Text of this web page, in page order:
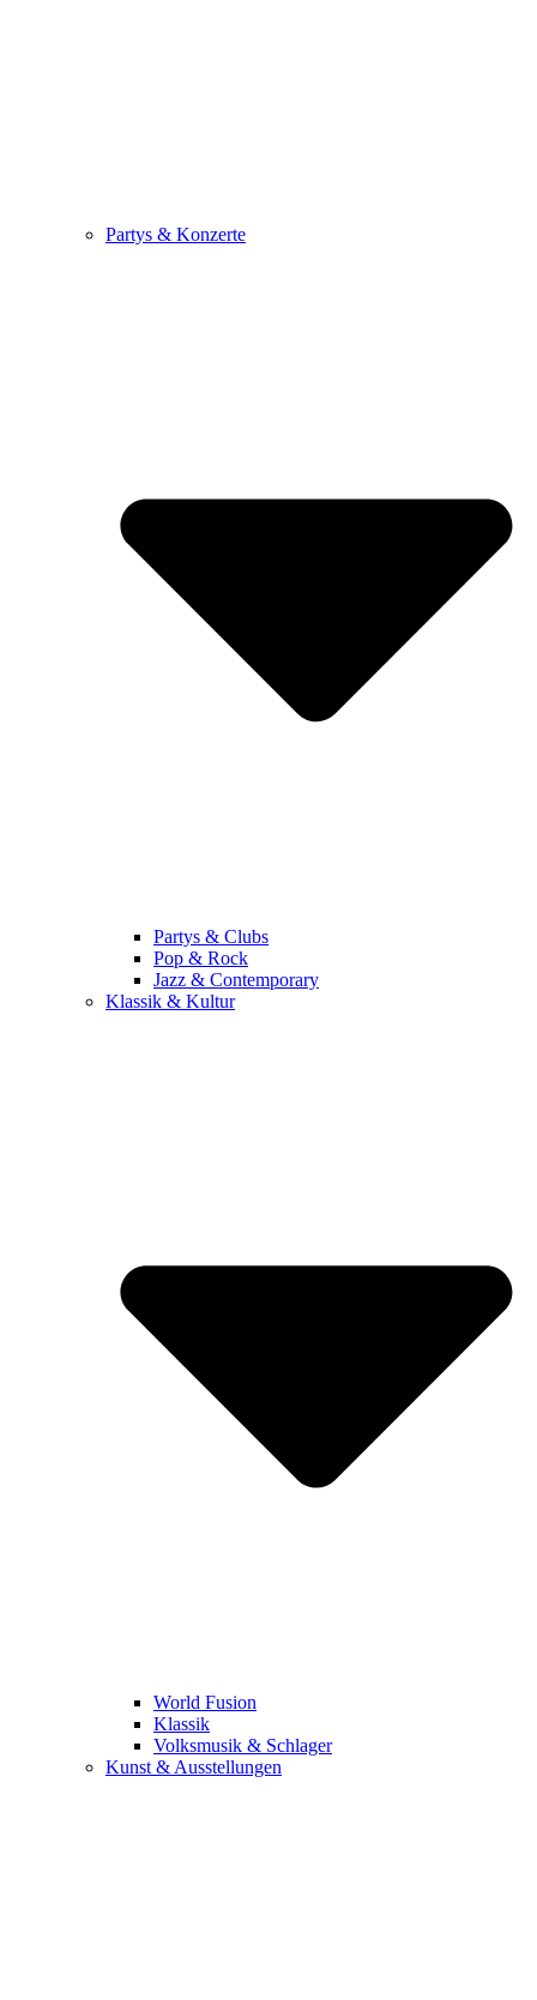
Partys & Konzerte
Partys & Clubs
Pop & Rock
Jazz & Contemporary
Klassik & Kultur
World Fusion
Klassik
Volksmusik & Schlager
Kunst & Ausstellungen